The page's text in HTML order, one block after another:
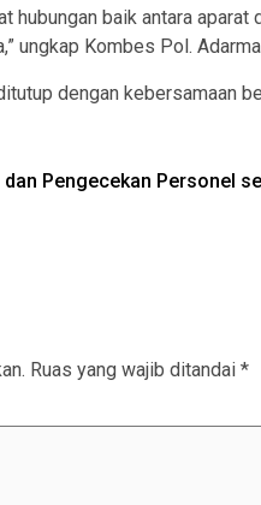
hubungan baik antara
ungkap Kombes Pol.
dengan kebersamaan
Pengecekan Personel
Ruas yang wajib ditandai *